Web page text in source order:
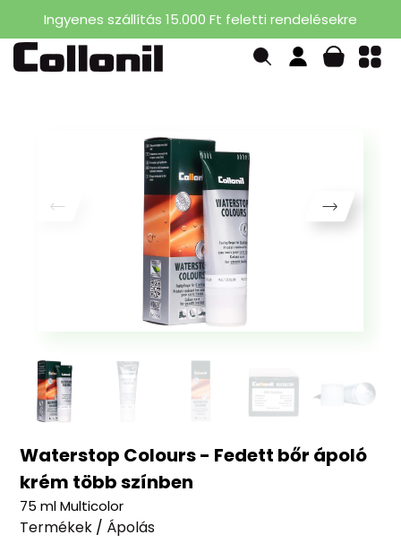
Ingyenes szállítás 15.000 Ft feletti rendelésekre
Waterstop Colours - Fedett bőr ápoló
krém több színben
75 ml Multicolor
Termékek / Ápolás